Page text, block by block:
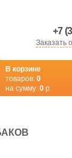
+7
Заказать
В корзине
товаров: 0
на сумму: 0 р.